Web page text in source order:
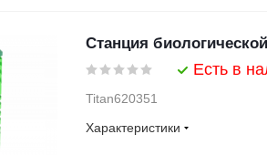
Станция
Есть в
Titan620351
Характеристики